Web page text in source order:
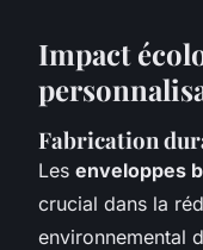
Impact
Fabrication
Les enveloppes
crucial dans la
environnemental